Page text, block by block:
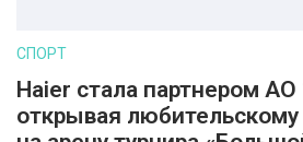
СПОРТ
Haier стала партнером
открывая любительскому